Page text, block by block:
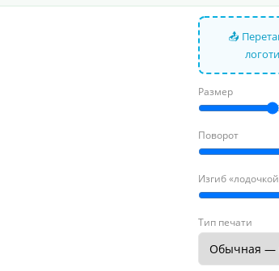
📤
Размер
Поворот
Изгиб
Тип печати